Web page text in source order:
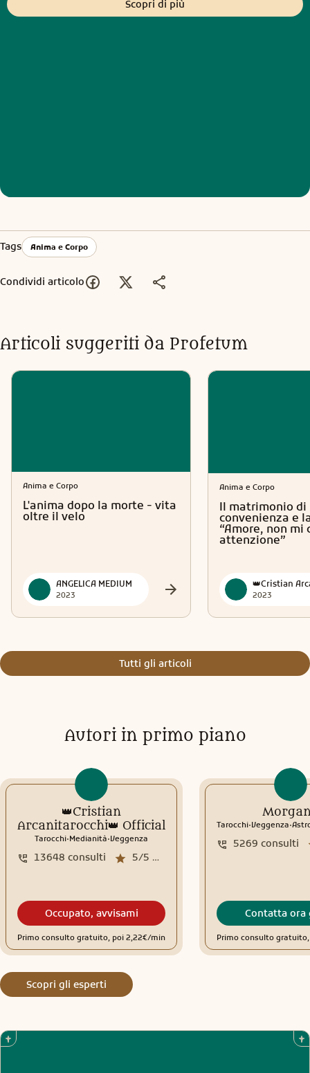
Scopri di più
Tags Anima e Corpo
Condividi articolo
Articoli suggeriti da Profetum
Anima e Corpo
L'anima dopo la morte - vita
oltre il velo
ANGELICA MEDIUM
2023
Anima e Corpo
Il matrimonio di
convenienza e
“Amore, non mi
attenzione”
2023
Tutti gli articoli
Autori in primo piano
👑Cristian
Arcanitarocchi👑 Official
Tarocchi.Medianità.Veggenza
5/5 media recensioni
13648 consulti
Occupato, avvisami
Primo consulto gratuito, poi 2,22€/min
Tarocchi.Veggenza.
5269 consulti
Contatta ora
Primo consulto
Scopri gli esperti